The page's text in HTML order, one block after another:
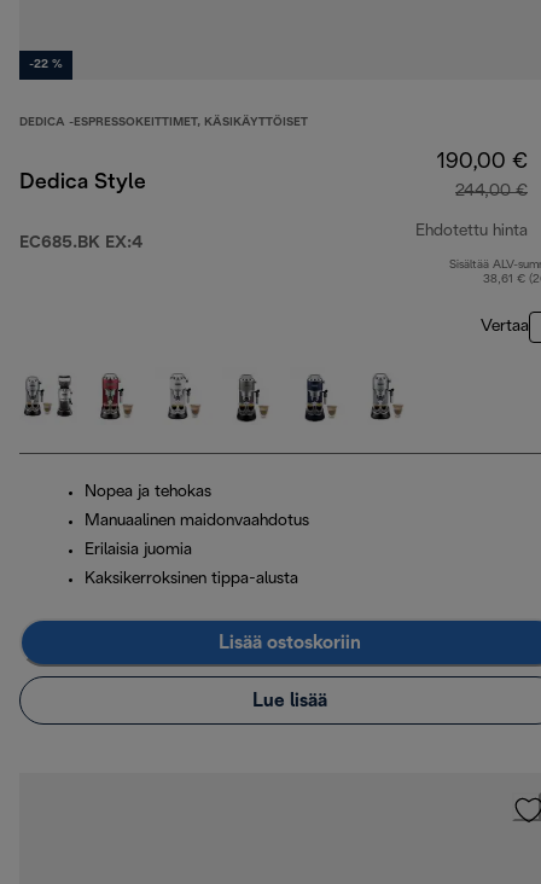
-22 %
DEDICA -ESPRESSOKEITTIMET, KÄSIKÄYTTÖISET
Dedica Style
EC685.BK EX:4
190,00 €
244,00 €
Ehdotettu hinta
Sisältää ALV-
38,61 €
Vertaa
Nopea ja tehokas
Manuaalinen maidonvaahdotus
Erilaisia juomia
Kaksikerroksinen tippa-alusta
Lisää ostoskoriin
Lue lisää